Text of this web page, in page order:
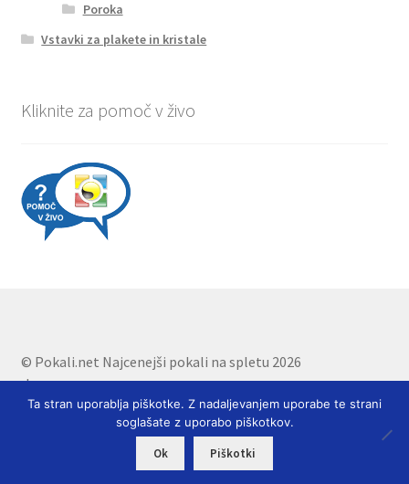
Poroka
Vstavki za plakete in kristale
Kliknite za pomoč v živo
© Pokali.net Najcenejši pokali na spletu 2026
.
Ta stran uporablja piškotke. Z nadaljevanjem uporabe te strani
soglašate z uporabo piškotkov.
Ok Piškotki